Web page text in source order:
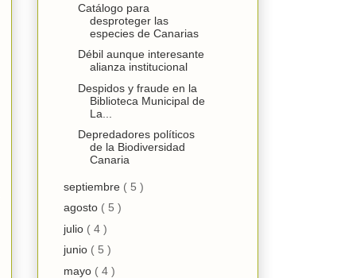
Catálogo para
desproteger las
especies de Canarias
Débil aunque interesante
alianza institucional
Despidos y fraude en la
Biblioteca Municipal de
La...
Depredadores políticos
de la Biodiversidad
Canaria
septiembre ( 5 )
agosto ( 5 )
julio ( 4 )
junio ( 5 )
mayo ( 4 )